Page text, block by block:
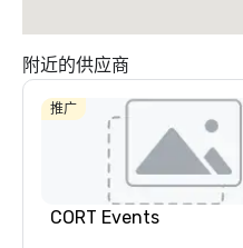
附近的供应商
推广
CORT Events